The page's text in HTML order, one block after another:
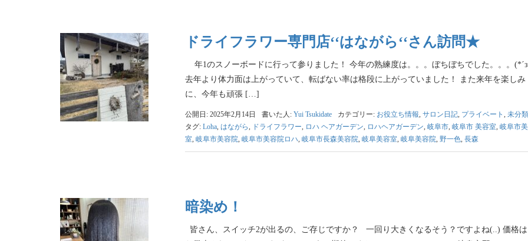
ドライフラワー専門店‘‘はながら‘‘さん訪問★
年1のスノーボードに行って参りました！ 今年の熟練度は。。。ぼちぼちでした。。。
去年より体力面は上がっていて、転ばない率は格段に上がっていました！ また来年を楽しみ
に、今年も頑張 […]
公開日: 2025年2月14日 書いた人: Yui Tsukidate カテゴリー: お役立ち情報 サロン日記, プライベート
未分類
タグ: Loha, はながら ドライフラワー ロハ ヘアガーデン ロハヘアガーデン 岐阜市, 岐阜市 美容室, 岐阜市
室, 岐阜市美容院, 岐阜市美容院ロハ 岐阜市長森美容院, 岐阜美容室, 岐阜美容院, 野一色, 長森
暗染め！
皆さん、スイッチ2が出るの、ご存じですか？ 一回り大きくなるそう？ですよね(..) 価格は